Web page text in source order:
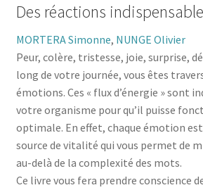
Des réactions
MORTERA Simonne, NUNGE Olivier
Peur, colère, tristesse, joie, surprise,
long de votre journée, vous êtes
émotions. Ces « flux d’énergie » sont
votre organisme pour qu’il puisse
optimale. En effet, chaque émotion
source de vitalité qui vous permet de
au-delà de la complexité des mots.
Ce livre vous fera prendre conscience